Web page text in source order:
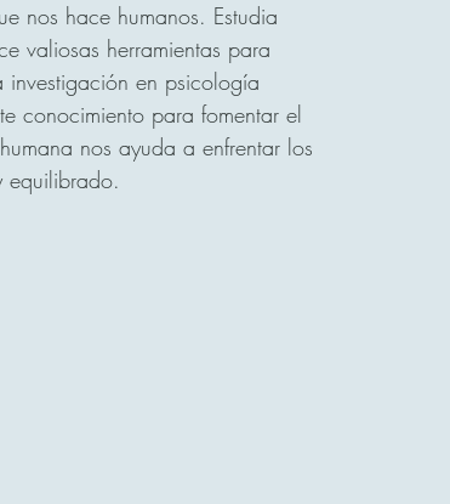
nos hace humanos. Estudia
valiosas herramientas para
en psicología
conocimiento para fomentar el
nos ayuda a enfrentar los
equilibrado.